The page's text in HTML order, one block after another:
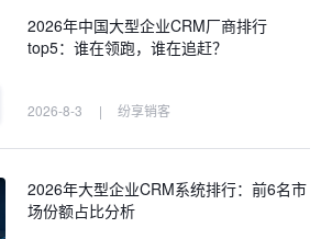
2026年中国大型企业CRM厂商排行
top5：谁在领跑，谁在追赶？
2026-8-3 | 纷享销客
2026年大型企业CRM系统排行：前6名市
场份额占比分析